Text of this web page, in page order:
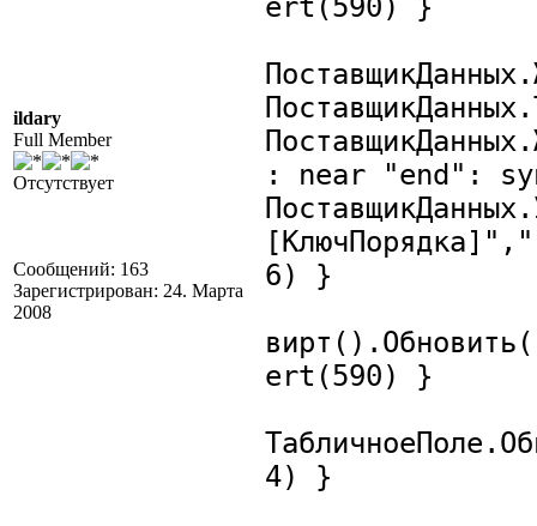
ildary
Full Member
Отсутствует
Сообщений: 163
Зарегистрирован: 24. Марта
2008
ert(590) }
: near "end":
6) }
ert(590) }
4) }